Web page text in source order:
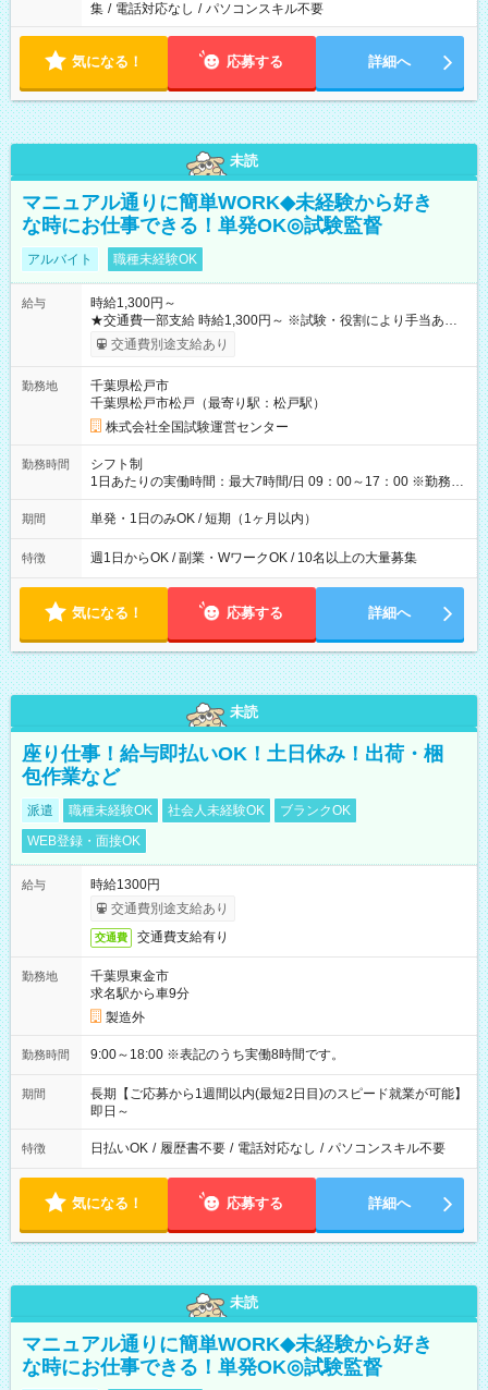
集 / 電話対応なし / パソコンスキル不要
気になる！ 応募する 詳細へ
未読
マニュアル通りに簡単WORK◆未経験から好き
な時にお仕事できる！単発OK◎試験監督
アルバイト 職種未経験OK
給与
時給1,300円～
★交通費一部支給 時給1,300円～ ※試験・役割により手当あり
※勤務回数により昇給あり 【即給（前払い）オプションあ
り！】 希望される場合、勤務から1週間ほどで給与の一部を受け
例】 ・河合塾模擬試験 8:30～17:30（休憩1時間） 時給1,300円
×8時間＝日収10,400円＋交通費 ※当日の役割により時給＋100
円の場合あり ・国家試験 7:00～13:30（休憩なし） 時給1,300
円（役割手当＋100円）×6時間＝日収8,400円＋交通費 【試用期
間】試用期間なし
交通費別途支給あり
勤務地
千葉県松戸市
千葉県松戸市松戸（最寄り駅：松戸駅）
株式会社全国試験運営センター
勤務時間
シフト制
1日あたりの実働時間：最大7時間/日 09：00～17：00 ※勤務時
間は 試験により異なります。
期間 単発・1日のみOK / 短期（1ヶ月以内）
特徴 週1日からOK / 副業・WワークOK / 10名以上の大量募集
気になる！ 応募する 詳細へ
未読
座り仕事！給与即払いOK！土日休み！出荷・梱
包作業など
派遣 職種未経験OK 社会人未経験OK
ブランクOK
WEB登録・面接OK
給与
時給1300円
交通費別途支給あり
交通費 交通費支給有り
勤務地
千葉県東金市
求名駅から車9分
製造外
勤務時間 9:00～18:00 ※表記のうち実働8時間です。
期間
長期【ご応募から1週間以内(最短2日目)のスピード就業が可能】
即日～
特徴 日払いOK / 履歴書不要 / 電話対応なし / パソコンスキル不要
気になる！ 応募する 詳細へ
未読
マニュアル通りに簡単WORK◆未経験から好き
な時にお仕事できる！単発OK◎試験監督